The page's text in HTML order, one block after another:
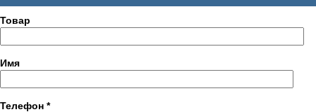
Товар
Имя
Телефон *